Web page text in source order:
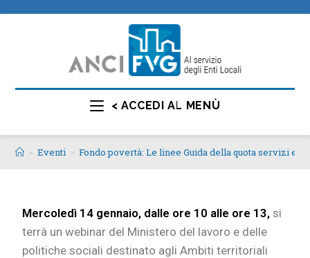
< ACCEDI AL MENÙ
> Eventi > Fondo povertà: Le linee Guida della quota servizi e
Mercoledì 14 gennaio, dalle ore 10 alle ore 13, si
terrà un webinar del Ministero del lavoro e delle
politiche sociali destinato agli Ambiti territoriali